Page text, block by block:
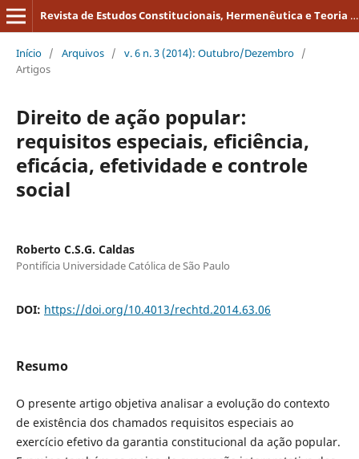
Revista de Estudos Constitucionais, Hermenêutica e Teoria do Direito
Início / Arquivos / v. 6 n. 3 (2014): Outubro/Dezembro /
Artigos
Direito de ação popular:
requisitos especiais, eficiência,
eficácia, efetividade e controle
social
Roberto C.S.G. Caldas
Pontifícia Universidade Católica de São Paulo
DOI: https://doi.org/10.4013/rechtd.2014.63.06
Resumo
O presente artigo objetiva analisar a evolução do contexto
de existência dos chamados requisitos especiais ao
exercício efetivo da garantia constitucional da ação popular.